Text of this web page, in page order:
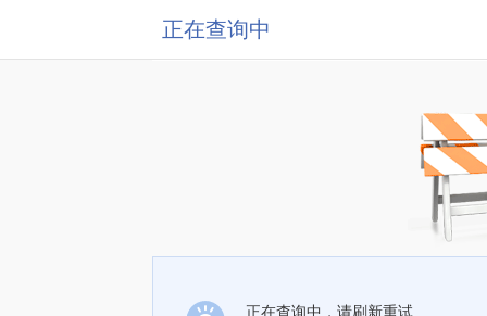
正在查询中
正在查询中，请刷新重试